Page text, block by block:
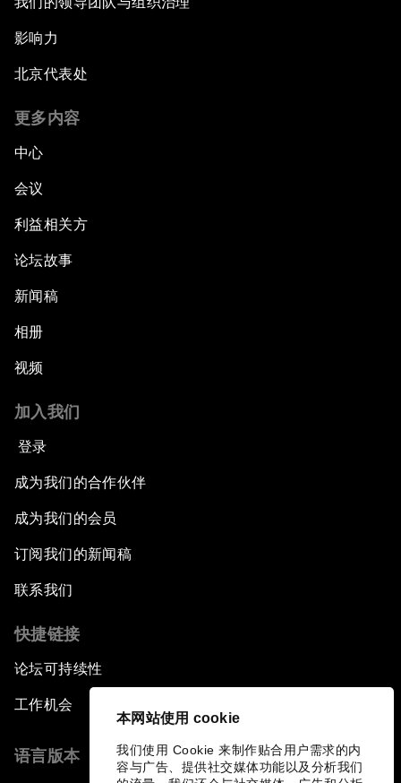
本网站使用 cookie
我们使用 Cookie 来制作贴合用户需求的内
容与广告、提供社交媒体功能以及分析我们
影响力
北京代表处
更多内容
中心
会议
利益相关方
论坛故事
新闻稿
相册
视频
加入我们
登录
成为我们的合作伙伴
成为我们的会员
订阅我们的新闻稿
联系我们
快捷链接
论坛可持续性
工作机会
语言版本